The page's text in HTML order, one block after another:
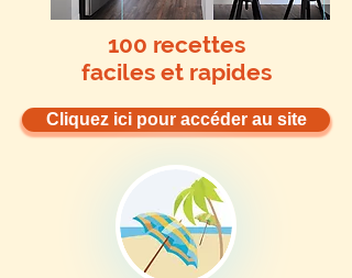
100 recettes
faciles et rapides
Cliquez ici pour accéder au site